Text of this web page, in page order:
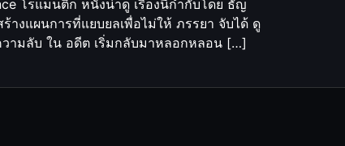
โรแมนติก หนังน่าดู เรื่องนี้กำกับโดย ธัญ
งแผนการที่แยบยลเพื่อไม่ให้ ภรรยา จับได้ ดู
วามลับ ใน อดีต เริ่มกลับมาหลอกหลอน […]